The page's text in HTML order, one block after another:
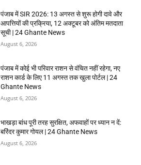
पंजाब में SIR 2026: 13 अगस्त से शुरू होगी दावे और
आपत्तियों की प्रक्रिया, 12 अक्टूबर को अंतिम मतदाता
सूची | 24 Ghante News
August 6, 2026
पंजाब में कोई भी परिवार राशन से वंचित नहीं रहेगा, नए
राशन कार्ड के लिए 11 अगस्त तक खुला पोर्टल | 24
Ghante News
August 6, 2026
भाखड़ा बांध पूरी तरह सुरक्षित, अफवाहों पर ध्यान न दें:
बरिंदर कुमार गोयल | 24 Ghante News
August 6, 2026